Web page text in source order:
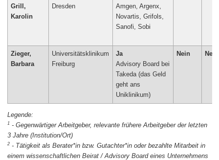
Grill,
Karolin
Dresden
Amgen, Argenx,
Novartis, Grifols,
Sanofi, Sobi
Zieger,
Barbara
Universitätsklinikum
Freiburg
Ja
Advisory Board bei
Takeda (das Geld
geht ans
Uniklinikum)
Nein Nein
1 - Gegenwärtiger Arbeitgeber, relevante frühere Arbeitgeber der letzten
3 Jahre (Institution/Ort)
2 - Tätigkeit als Berater*in bzw. Gutachter*in oder bezahlte Mitarbeit in
einem wissenschaftlichen Beirat / Advisory Board eines Unternehmens